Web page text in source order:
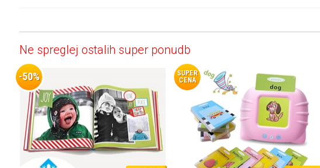
Ne spreglej ostalih super ponudb
-50%
SUPER
CENA